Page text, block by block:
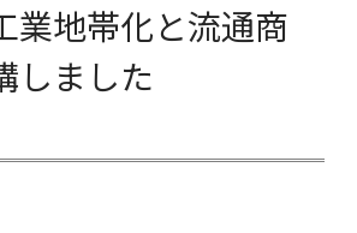
業地帯化と流通商
しました